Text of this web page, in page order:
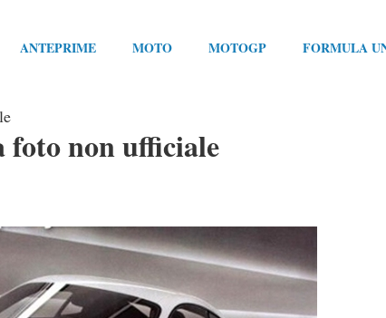
ANTEPRIME MOTO MOTOGP FORMULA
foto non ufficiale